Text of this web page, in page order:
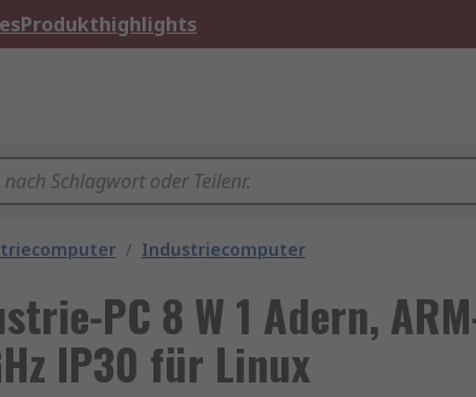
Produkthighlights
/ Industriecomputer
PC 8 W 1 Adern,
IP30 für Linux